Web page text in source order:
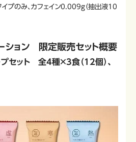
イプのみ、カフェイン0.009g（抽出液10
ション 限定販売セット概要
セット 全4種×3食（12個）、